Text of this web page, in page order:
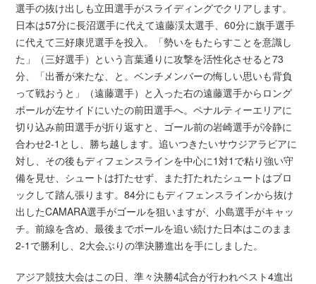
選手の抜け出しも立田選手がスライディングでクリアします。
日本は57分に長沼選手に代えて遠藤渓太選手、60分に旗手選手
に代えて三好康児選手を投入。「勢いをもたらすことを意識し
た」（三好選手）という言葉通りに攻撃を活性化させると73
分、「出番が来たな、と。ベンチメンバーの悔しい思いも背負
って戦おうと」（遠藤選手）と入った右の遠藤選手からロング
ボールが左サイドにいたの前田選手へ。ペナルティーエリアに
切り込み前田選手が折り返すと、ゴール前の岩崎選手が冷静に
合わせ2-1とし、勝ち越します。追いつきたいサウジアラビアに
対し、その後もディフェンスラインを中心に1対1で粘り強い守
備を見せ、シュートは打たせず、また打たれたシュートはブロ
ックして踏ん張ります。84分にもディフェンスラインから抜け
出したCAMARA選手がゴールを狙いますが、小島選手がキャッ
チ。前線を含め、最後までボールを追い続けた日本はこのまま
2-1で勝利し、2大会ぶりの準決勝進出を手にしました。
アジア競技大会はこの日、準々決勝4試合が行われベスト4進出